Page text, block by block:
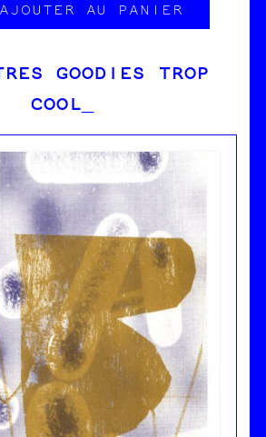
AJOUTER AU PANIER
GOODIES TROP
COOL